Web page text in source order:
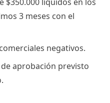
3 meses con el
negativos.
aprobación previsto